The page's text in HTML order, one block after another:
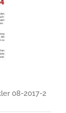
08-2017-2